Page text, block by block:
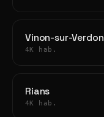
Vinon-sur-Verdon
4K hab.
Rians
4K hab.